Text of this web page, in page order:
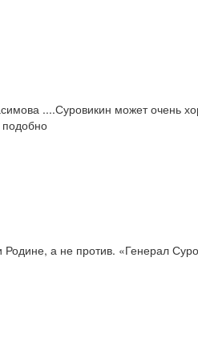
....Суровикин может
подобно
а не против. «Генерал